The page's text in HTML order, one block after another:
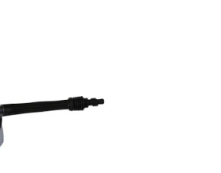
Na objednání,
skladem do 5 dnů
11859